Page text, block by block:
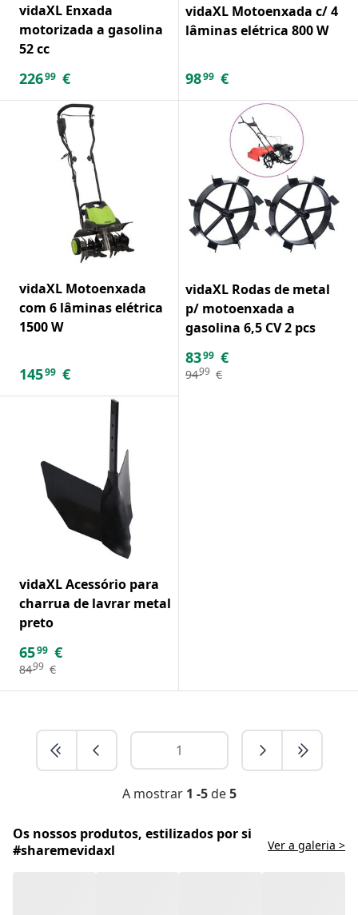
vidaXL Enxada
motorizada a gasolina
52 cc
22699 €
vidaXL Motoenxada c/ 4
lâminas elétrica 800 W
9899 €
vidaXL Motoenxada
com 6 lâminas elétrica
1500 W
14599 €
vidaXL Rodas de metal
p/ motoenxada a
gasolina 6,5 CV 2 pcs
8399 €
9499 €
vidaXL Acessório para
charrua de lavrar metal
preto
6599 €
8499 €
A mostrar 1 -5de5
Os nossos produtos, estilizados por si
#sharemevidaxl
Ver a galeria >